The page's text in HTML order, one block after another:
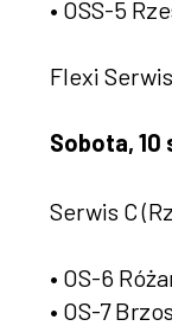
• OSS-5
Flexi
Sobota, 10
Serwis C
• OS-6
• OS-7